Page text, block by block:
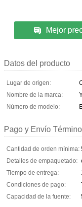
Mejor
Datos del producto
Lugar de origen:
Nombre de la marca:
Número de modelo:
Pago y Envío
Cantidad de orden mínima:
Detalles de empaquetado:
Tiempo de entrega:
Condiciones de pago:
Capacidad de la fuente: